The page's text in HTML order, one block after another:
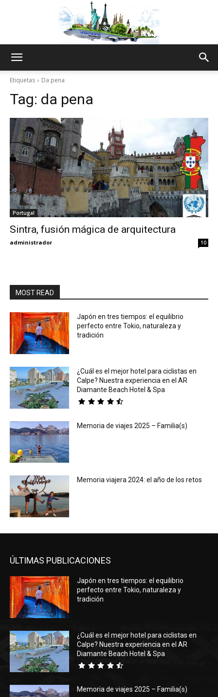
Thru
My
Etiquetas Da pena
Tag: da pena
Portugal
Sintra, fusión mágica de arquitectura
administrador 10
MOST READ
Japón en tres tiempos: el equilibrio
perfecto entre Tokio, naturaleza y
tradición
¿Cuál es el mejor hotel para ciclistas en
Calpe? Nuestra experiencia en el AR
Diamante Beach Hotel & Spa
Memoria de viajes 2025 – Familia(s)
Memoria viajera 2024: el año de los retos
ÚLTIMAS PUBLICACIONES
Japón en tres tiempos: el equilibrio
perfecto entre Tokio, naturaleza y
tradición
¿Cuál es el mejor hotel para ciclistas en
Calpe? Nuestra experiencia en el AR
Diamante Beach Hotel & Spa
Memoria de viajes 2025 – Familia(s)